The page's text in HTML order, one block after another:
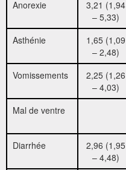
Anorexie
3,21 (1,94
– 5,33)
Asthénie
1,65 (1,09
– 2,48)
Vomissements
2,25 (1,26
– 4,03)
Mal de ventre
Diarrhée
2,96 (1,95
– 4,48)